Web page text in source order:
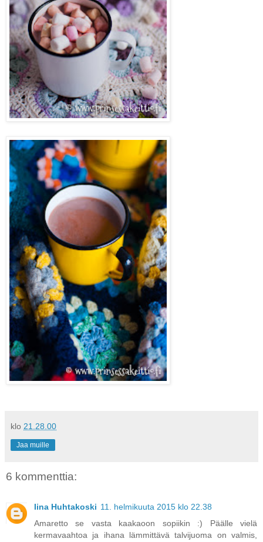
klo 21.28.00
Jaa muille
6 kommenttia:
Iina Huhtakoski 11. helmikuuta 2015 klo 22.38
Amaretto se vasta kaakaoon sopiikin :) Päälle vielä
kermavaahtoa ja ihana lämmittävä talvijuoma on valmis,